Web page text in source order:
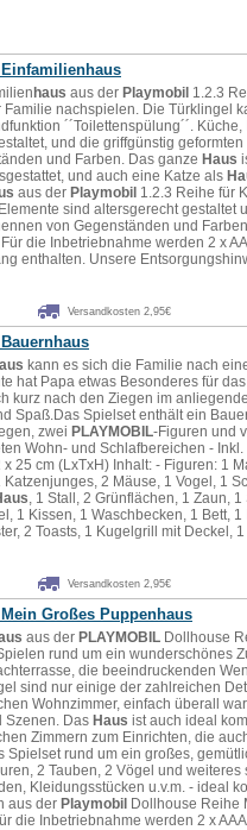
haus
haus aus der Playmobil 1.2.3
nachspielen. Die Türklingel
´´Toilettenspülung´´.
und die griffgünstig
und Farben. Das ganze Haus
und auch eine Katze als
aus der Playmobil 1.2.3 Reihe für
sind altersgerecht gestaltet
von Gegenständen und
die Inbetriebnahme werden 2 x
enthalten. Unsere
Versandkosten 2,95€
haus
kann es sich die Familie nach
hat Papa etwas Besonderes für
kurz nach den Ziegen im
Spaß.Das Spielset enthält ein
zwei PLAYMOBIL-Figuren und
Wohn- und Schlafbereichen -
25 cm (LxTxH) Inhalt: - Figuren: 1
2 Mäuse, 1 Vogel, 1
, 1 Stall, 2 Grünflächen, 1 Zaun,
1 Kissen, 1 Waschbecken, 1 Bett,
2 Toasts, 1 Kugelgrill mit Deckel,
Versandkosten 2,95€
Großes Puppenhaus
aus der PLAYMOBIL Dollhouse
rund um ein wunderschönes
die beeindruckenden
sind nur einige der zahlreichen
Wohnzimmer, einfach überall
Szenen. Das Haus ist auch ideal
Zimmern zum Einrichten, die
Spielset rund um ein großes,
2 Tauben, 2 Vögel und
Kleidungsstücken u.v.m. - ideal
aus der Playmobil Dollhouse Reihe
die Inbetriebnahme werden 2 x